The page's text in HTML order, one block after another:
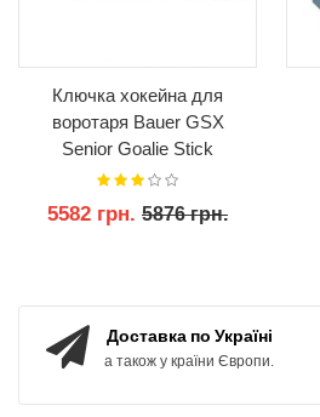
Ключка хокейна для
воротаря Bauer GSX
Senior Goalie Stick
5582 грн. 5876 грн.
Доставка по Україні
а також у країни Європи.